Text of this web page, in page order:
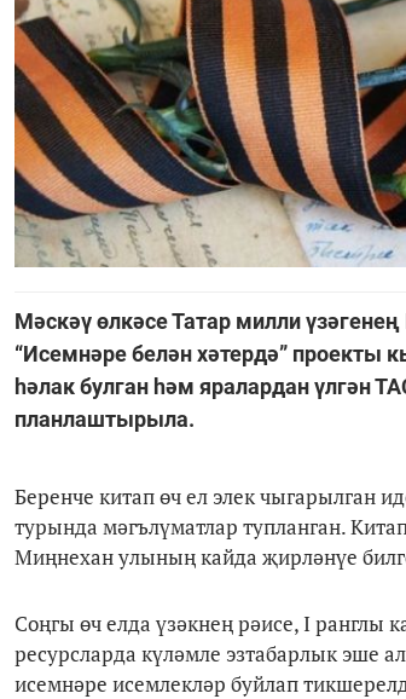
Мәскәү өлкәсе Татар милли
“Исемнәре белән хәтердә” проекты
һәлак булган һәм яралардан үлгән
планлаштырыла.
Беренче китап өч ел элек чыгарылган
турында мәгълүматлар тупланган.
Миңнехан улының кайда җирләнүе
Соңгы өч елда үзәкнең рәисе, I ранглы
ресурсларда күләмле эзтабарлык эше
исемнәре исемлекләр буйлап